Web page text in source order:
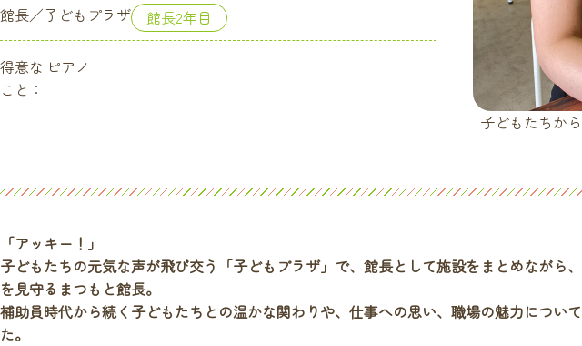
子どもたちか
館長／子どもプラザ 館長2年目
得意な
こと：
ピアノ
「アッキー！」
子どもたちの元気な声が飛び交う「子どもプラザ」で、館長として施設をまとめながら
を見守るまつもと館長。
補助員時代から続く子どもたちとの温かな関わりや、仕事への思い、職場の魅力につい
た。